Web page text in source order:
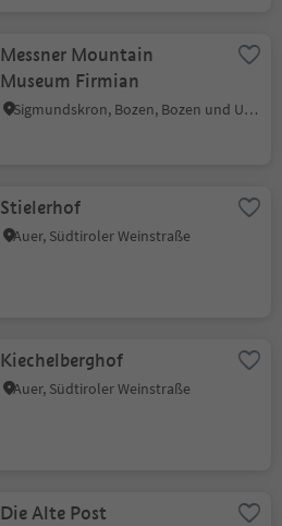
Messner Mountain
Museum Firmian
Sigmundskron, Bozen, Bozen und Umgebung
Stielerhof
Auer, Südtiroler Weinstraße
Kiechelberghof
Auer, Südtiroler Weinstraße
Die Alte Post